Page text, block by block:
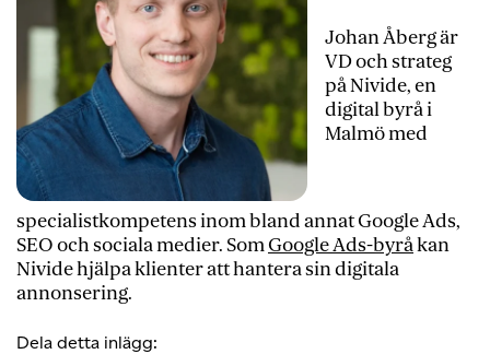
Johan Åberg är
VD och strateg
på Nivide, en
digital byrå i
Malmö med
specialistkompetens inom bland annat Google Ads,
SEO och sociala medier. SomGoogle Ads-byråkan
Nivide hjälpa klienter att hantera sin digitala
annonsering.
Dela detta inlägg: